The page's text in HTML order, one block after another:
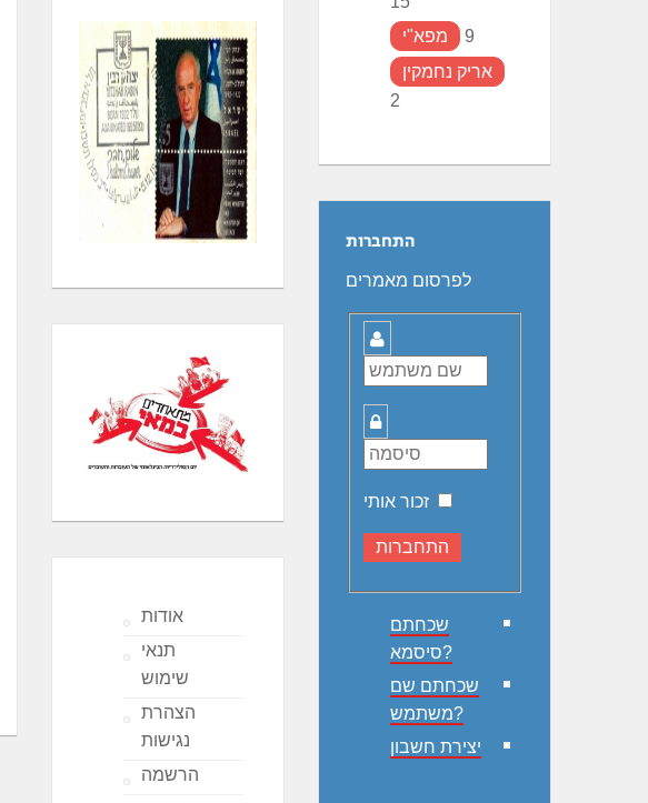
מפא"י
9
אריק נחמקין
2
התחברות
לפרסום מאמרים
שם
משתמש
סיסמה
זכור אותי
שכחתם
סיסמא?
שכחתם שם
משתמש?
יצירת חשבון
אודות
תנאי
שימוש
הצהרת
נגישות
הרשמה